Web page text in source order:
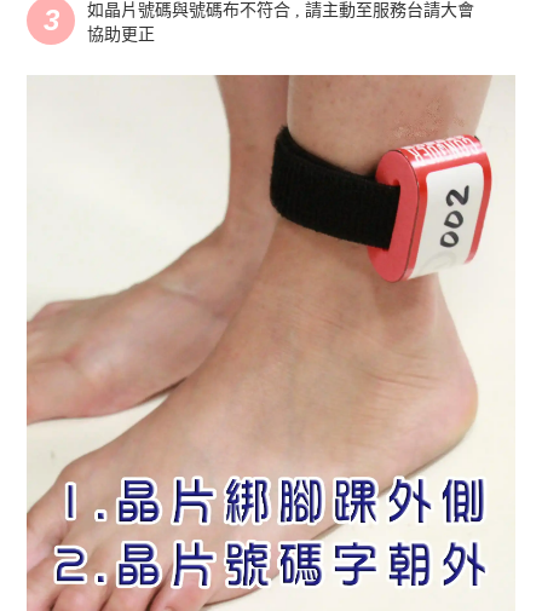
3
如晶片號碼與號碼布不符合 , 請主動至服務台請大會
協助更正